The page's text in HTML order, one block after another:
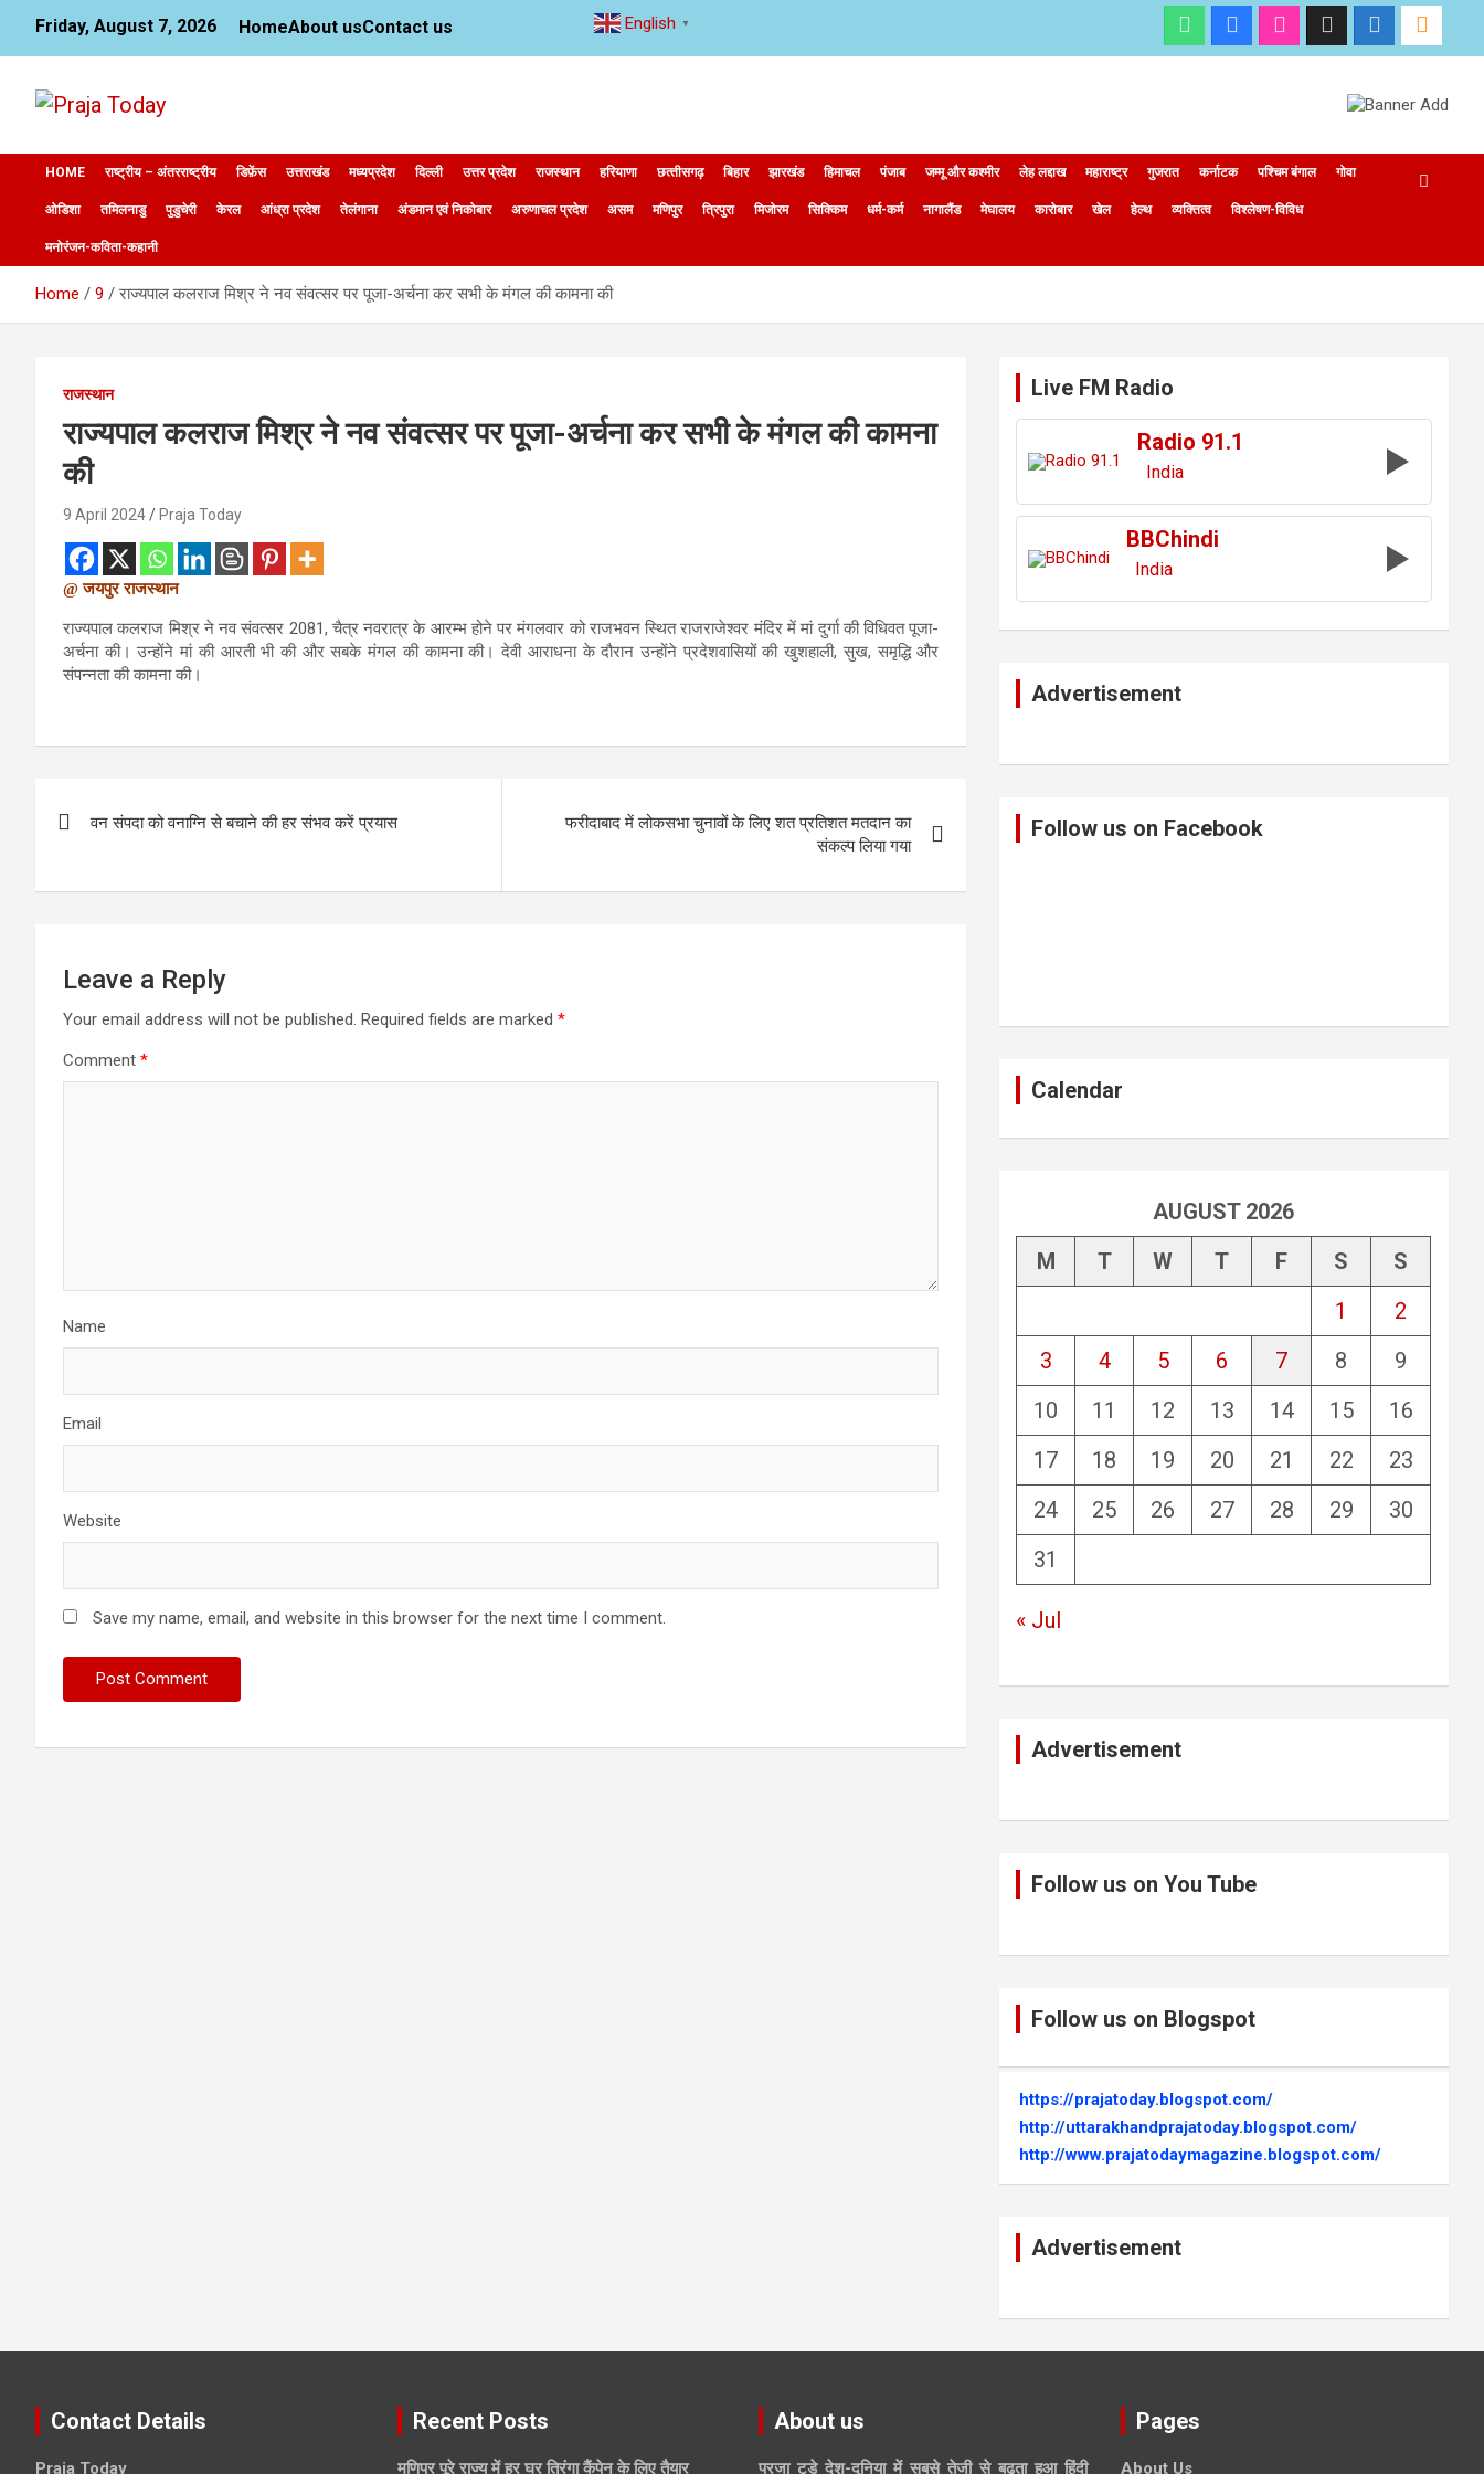
content
Friday, August 7, 2026 HomeAbout usContact us
Praja Today
HOME राष्ट्रीय – अंतरराष्ट्रीय डिफ़ेंस उत्तराखंड मध्यप्रदेश दिल्ली उत्तर प्रदेश राजस्थान हरियाणा छत्‍तीसगढ़ बिहार झारखंड हिमाचल पंजाब जम्मू और कश्मीर लेह लद्दाख महाराष्ट्र गुजरात कर्नाटक पश्चिम बंगाल गोवा
ओडिशा तमिलनाडु पुडुचेरी केरल आंध्रा प्रदेश तेलंगाना अंडमान एवं निकोबार अरुणाचल प्रदेश असम मणिपुर त्रिपुरा मिजोरम सिक्किम धर्म-कर्म नागालैंड मेघालय कारोबार खेल हेल्थ व्यक्तित्व विश्लेषण-विविध
मनोरंजन-कविता-कहानी
Home 9 राज्यपाल कलराज मिश्र ने नव संवत्सर पर पूजा-अर्चना कर सभी के मंगल की कामना की
राजस्थान
राज्यपाल कलराज मिश्र ने नव संवत्सर पर पूजा-अर्चना कर सभी के मंगल की कामना
की
9 April 2024 Praja Today
@ जयपुर राजस्थान
राज्यपाल कलराज मिश्र ने नव संवत्सर 2081, चैत्र नवरात्र के आरम्भ होने पर मंगलवार को राजभवन स्थित राजराजेश्वर मंदिर में मां दुर्गा की विधिवत पूजा-
अर्चना की। उन्होंने मां की आरती भी की और सबके मंगल की कामना की। देवी आराधना के दौरान उन्होंने प्रदेशवासियों की खुशहाली, सुख, समृद्धि और
संपन्नता की कामना की।
वन संपदा को वनाग्नि से बचाने की हर संभव करें प्रयास
फरीदाबाद में लोकसभा चुनावों के लिए शत प्रतिशत मतदान का
संकल्प लिया गया
Leave a Reply
Your email address will not be published. Required fields are marked *
Comment *
Name
Email
Website
Save my name, email, and website in this browser for the next time I comment.
Live FM Radio
Radio 91.1
India
BBChindi
India
Advertisement
Follow us on Facebook
Calendar
AUGUST 2026
M
T W T F S
S
1
2
3
4 5 6 7 8
9
10
11 12 13 14 15
16
17
18 19 20 21 22
23
24
25 26 27 28 29
30
31
« Jul
Advertisement
Follow us on You Tube
Follow us on Blogspot
https://prajatoday.blogspot.com/
http://uttarakhandprajatoday.blogspot.com/
http://www.prajatodaymagazine.blogspot.com/
Advertisement
Contact Details
Praja Today
Recent Posts
मणिपुर पूरे राज्य में हर घर तिरंगा कैंपेन के लिए तैयार
About us
प्रजा टुडे देश-दुनिया में सबसे तेजी से बढ़ता हुआ हिंदी
Pages
About Us
English ▼